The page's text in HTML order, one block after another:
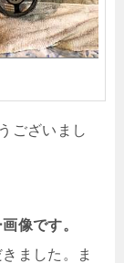
ございまし
像です。
ました。ま